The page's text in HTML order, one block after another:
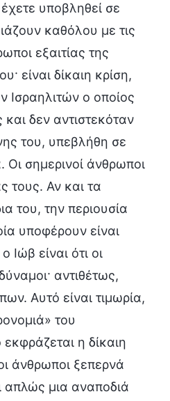
υποβληθεί σε
καθόλου με τις
εξαιτίας της
είναι δίκαιη κρίση,
Ισραηλιτών ο οποίος
δεν αντιστεκόταν
του, υπεβλήθη σε
Οι σημερινοί άνθρωποι
τους. Αν και τα
του, την περιουσία
υποφέρουν είναι
είναι ότι οι
αντιθέτως,
Αυτό είναι τιμωρία,
του
η δίκαιη
άνθρωποι ξεπερνά
μια αναποδιά